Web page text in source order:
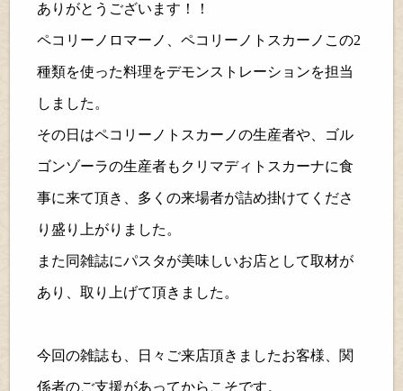
ありがとうございます！！
ペコリーノロマーノ、ペコリーノトスカーノ この2
種類を使った料理をデモンストレーションを担当
しました。
その日はペコリーノトスカーノの生産者や、ゴル
ゴンゾーラの生産者もクリマディトスカーナに食
事に来て頂き、多くの来場者が詰め掛けてくださ
り盛り上がりました。
また同雑誌にパスタが美味しいお店として取材が
あり、取り上げて頂きました。
今回の雑誌も、日々ご来店頂きましたお客様、関
係者のご支援があってからこそです。